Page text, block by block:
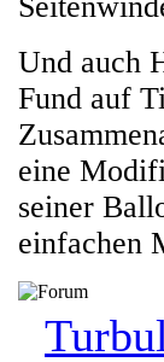
Und auch
Fund auf
eine
seiner
einfachen